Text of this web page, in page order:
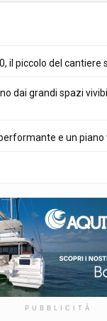
il piccolo del cantiere
dai grandi spazi
e un piano
PUBBLICITÀ